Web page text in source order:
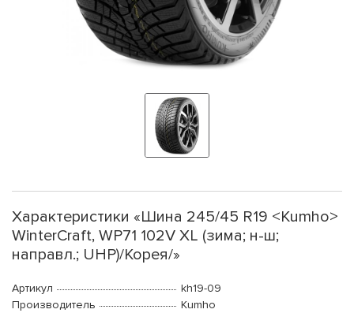
Характеристики «Шина 245/45 R19 <Kumho>
WinterCraft, WP71 102V XL (зима; н-ш;
направл.; UHP)/Корея/»
Артикул
kh19-09
Производитель
Kumho